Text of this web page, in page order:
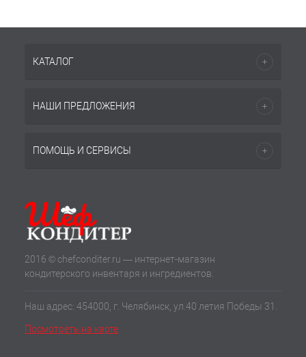
КАТАЛОГ
НАШИ ПРЕДЛОЖЕНИЯ
ПОМОЩЬ И СЕРВИСЫ
2016 © chefconditer.ru — интернет-магазин
кондитерского инвентаря и ингредиентов.
Наш адрес: 454000, г. Челябинск, ул.40 летия Победы 31.
Посмотреть на карте